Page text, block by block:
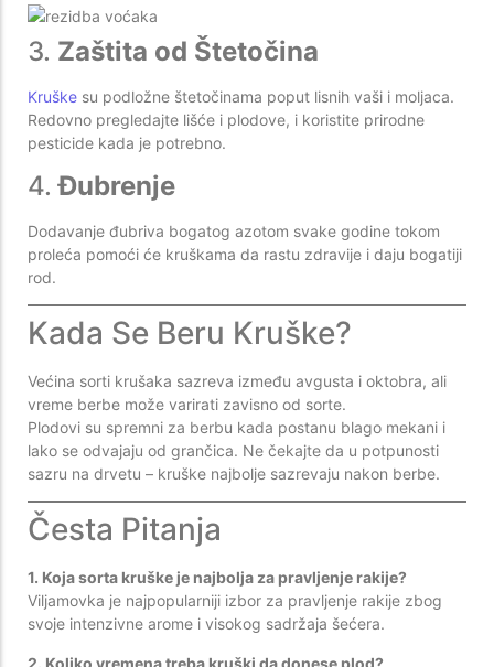
3. Zaštita od Štetočina
Kruške su podložne štetočinama poput lisnih vaši i moljaca.
Redovno pregledajte lišće i plodove, i koristite prirodne
pesticide kada je potrebno.
4.Đubrenje
Dodavanje đubriva bogatog azotom svake godine tokom
proleća pomoći će kruškama da rastu zdravije i daju bogatiji
rod.
Kada Se Beru Kruške?
Većina sorti krušaka sazreva između avgusta i oktobra, ali
vreme berbe može varirati zavisno od sorte.
Plodovi su spremni za berbu kada postanu blago mekani i
lako se odvajaju od grančica. Ne čekajte da u potpunosti
sazru na drvetu – kruške najbolje sazrevaju nakon berbe.
Česta Pitanja
1. Koja sorta kruške je najbolja za pravljenje rakije?
Viljamovka je najpopularniji izbor za pravljenje rakije zbog
svoje intenzivne arome i visokog sadržaja šećera.
2. Koliko vremena treba kruški da donese plod?